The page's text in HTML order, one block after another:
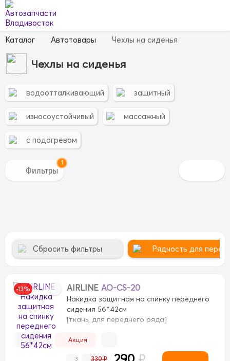
Каталог Автотовары Чехлы на сиденья
Чехлы на сиденья
водоотталкивающий защитный
износоустойчивый массажный
с подогревом
1
Сбросить фильтры Рядность для
-13% AIRLINE AO-CS-20
Накидка защитная на спинку переднего
сидения 56*42см
[ткань, для переднего ряда]
Акция
3 330 ₽